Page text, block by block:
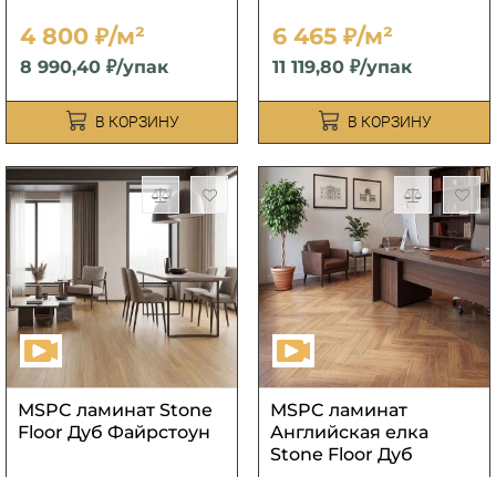
4 800 ₽/м²
8 990,40 ₽/упак
В КОРЗИНУ
6 465 ₽/м²
11 119,80 ₽/упак
В КОРЗИНУ
МSPC ламинат Stone
Floor Дуб Файрстоун
МSPC ламинат
Английская елка
Stone Floor Дуб